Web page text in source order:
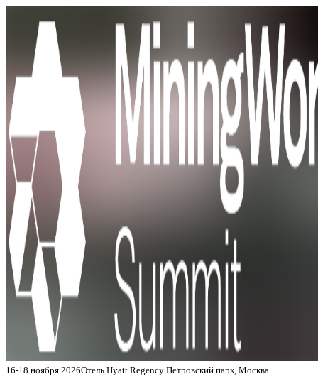
16-18 ноября 2026Отель Hyatt Regency Петровский парк, Москва